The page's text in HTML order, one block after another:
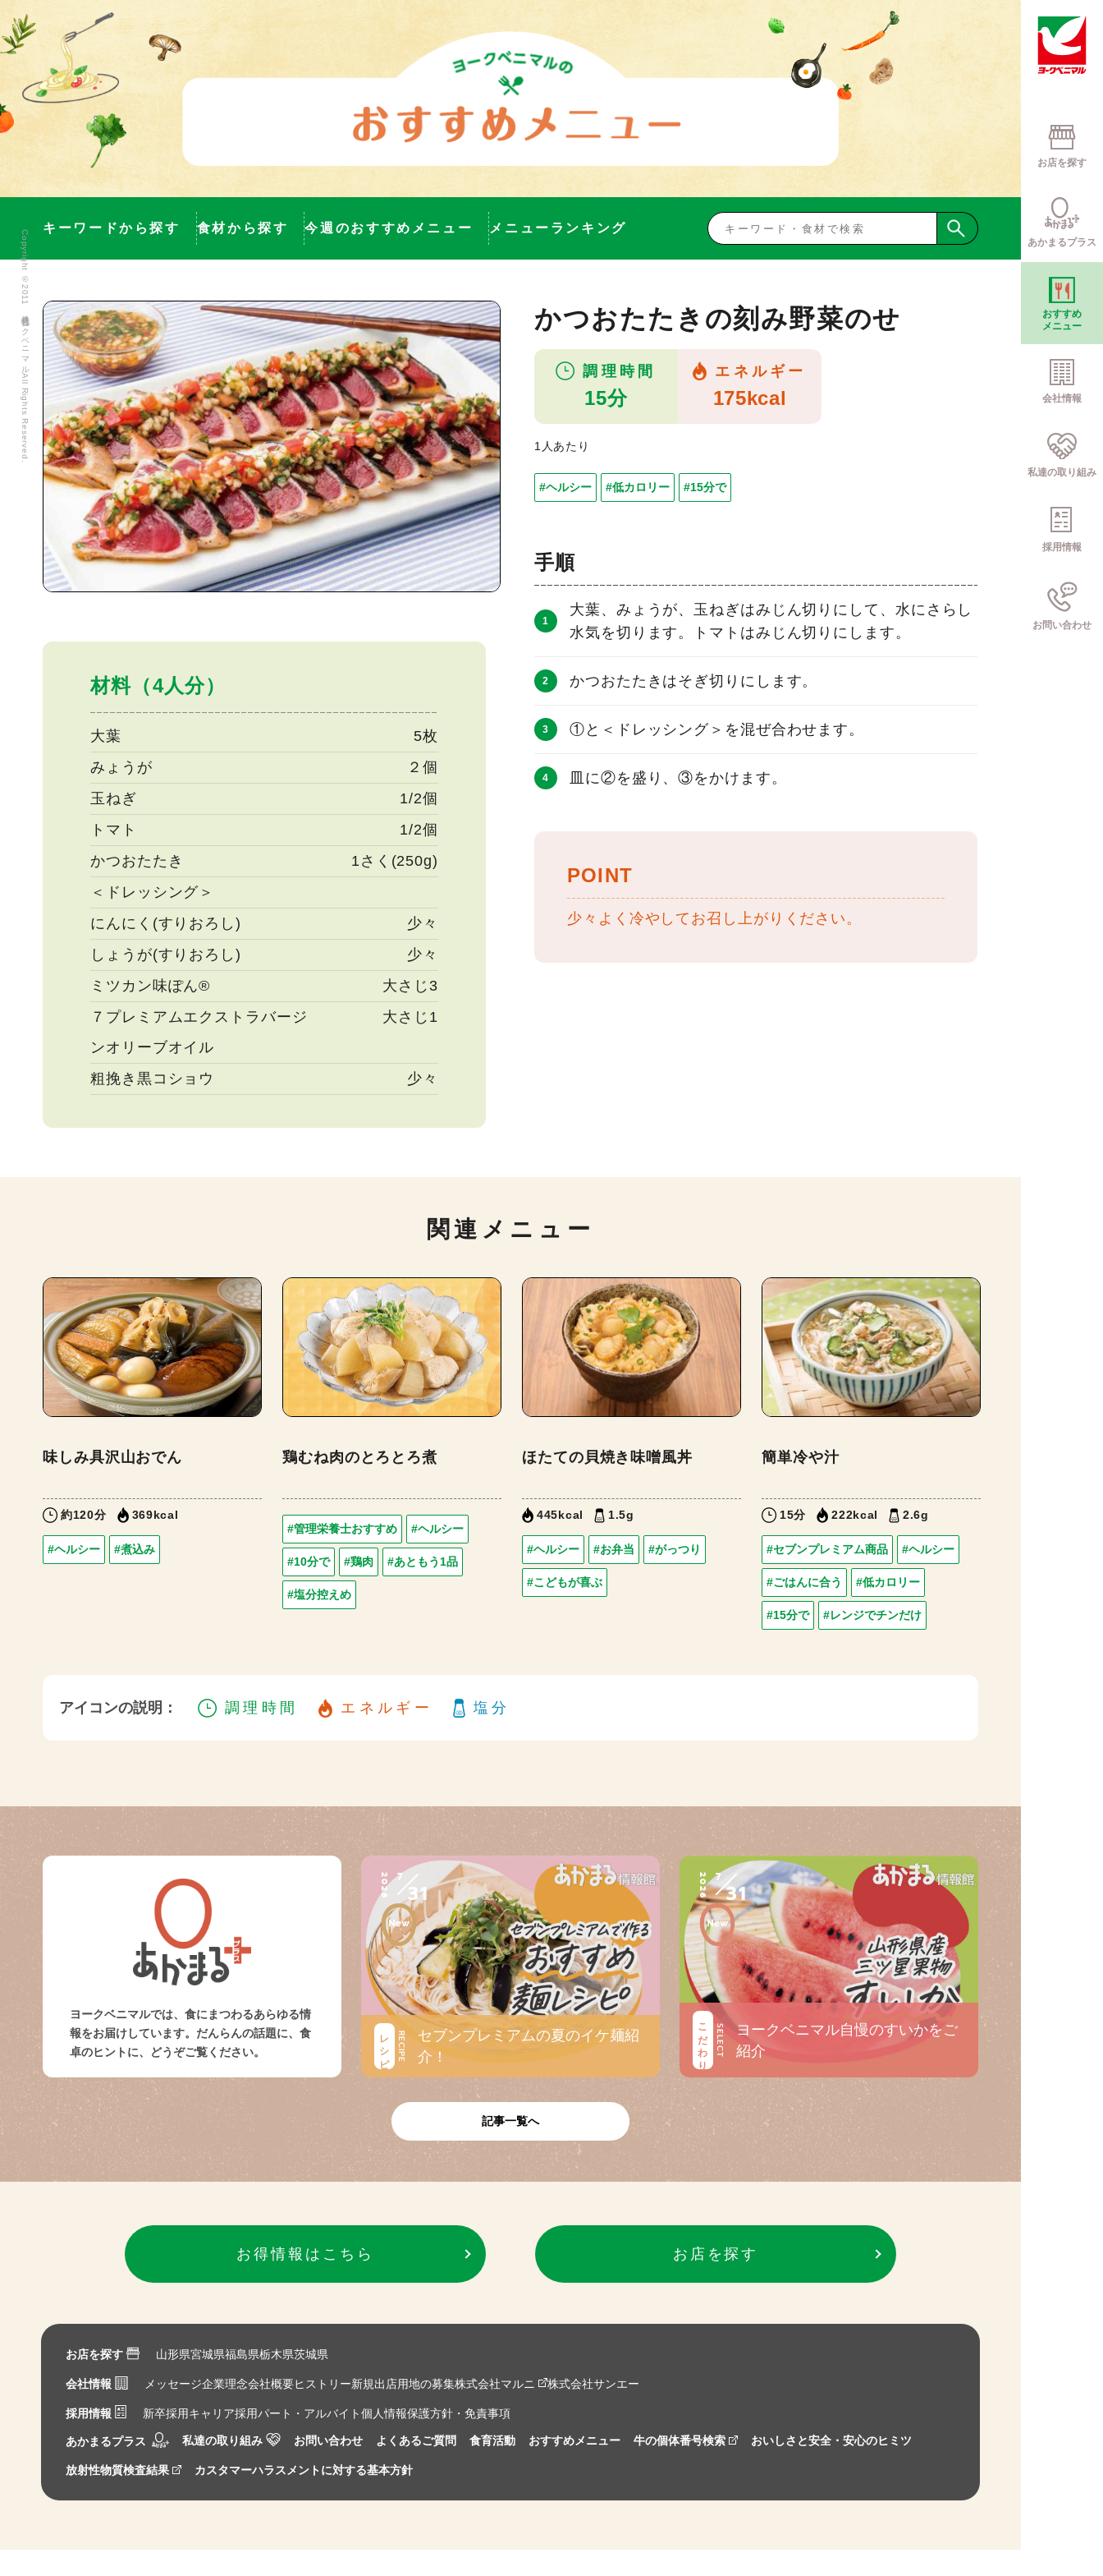
お店を探す
あかまるプラス
おすすめ
メニュー
会社情報
私達の取り組み
採用情報
お問い合わせ
キーワードから探す 食材から探す 今週のおすすめメニュー メニューランキング
材料（4人分）
大葉
5枚
みょうが
２個
玉ねぎ
1/2個
トマト
1/2個
かつおたたき
1さく(250g)
＜ドレッシング＞
にんにく(すりおろし)
少々
しょうが(すりおろし)
少々
ミツカン味ぽん®
大さじ3
７プレミアムエクストラバージ
ンオリーブオイル
大さじ1
粗挽き黒コショウ 少々
かつおたたきの刻み野菜のせ
調理時間
15分
エネルギー
175kcal
1人あたり
#ヘルシー #低カロリー #15分で
手順
大葉、みょうが、玉ねぎはみじん切りにして、水にさらし
水気を切ります。トマトはみじん切りにします。
かつおたたきはそぎ切りにします。
①と＜ドレッシング＞を混ぜ合わせます。
皿に②を盛り、③をかけます。
POINT
少々よく冷やしてお召し上がりください。
関連メニュー
味しみ具沢山おでん
約120分 369kcal
#ヘルシー #煮込み
鶏むね肉のとろとろ煮
#管理栄養士おすすめ #ヘルシー
#10分で #鶏肉 #あともう1品
#塩分控えめ
ほたての貝焼き味噌風丼
445kcal 1.5g
#ヘルシー #お弁当 #がっつり
#こどもが喜ぶ
簡単冷や汁
15分 222kcal 2.6g
#セブンプレミアム商品 #ヘルシー
#ごはんに合う #低カロリー
#15分で #レンジでチンだけ
アイコンの説明： 調理時間 エネルギー 塩分
ヨークベニマルでは、食にまつわるあらゆる情
報をお届けしています。だんらんの話題に、食
卓のヒントに、どうぞご覧ください。
2026 7
31
レシピ RECIPE
セブンプレミアムの夏のイケ麺紹
介！
2026 7
31
こだわり SELECT
ヨークベニマル自慢のすいかをご
紹介
記事一覧へ
お得情報はこちら お店を探す
お店を探す 山形県宮城県福島県栃木県茨城県
会社情報 メッセージ企業理念会社概要ヒストリー新規出店用地の募集株式会社マルニ 株式会社サンエー
採用情報 新卒採用キャリア採用パート・アルバイト個人情報保護方針・免責事項
あかまるプラス 私達の取り組み お問い合わせ よくあるご質問 食育活動 おすすめメニュー 牛の個体番号検索 おいしさと安全・安心のヒミツ
放射性物質検査結果 カスタマーハラスメントに対する基本方針
Copyright ©2011 株式会社ヨークベニマル All Rights Reserved.